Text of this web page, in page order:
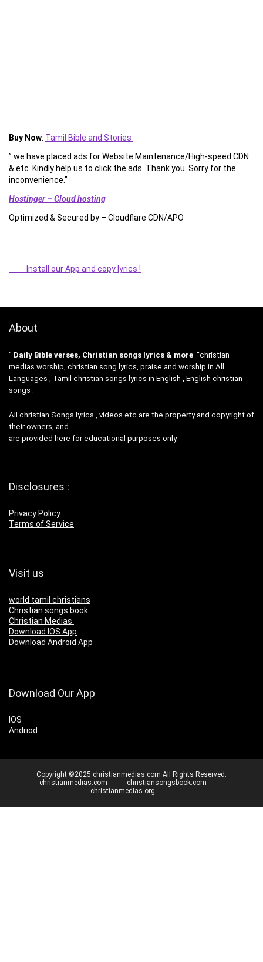
Buy Now: Tamil Bible and Stories
” we have placed ads for Website Maintenance/High-speed CDN
& etc. Kindly help us to click the ads. Thank you. Sorry for the
inconvenience.”
Hostinger – Cloud hosting
Optimized & Secured by – Cloudflare CDN/APO
Install our App and copy lyrics !
About
” Daily Bible verses, Christian songs lyrics & more “christian
medias worship, christian song lyrics, praise and worship in All
Languages , Tamil christian songs lyrics in English , English christian
songs .
All christian Songs lyrics , videos etc are the property and copyright of
their owners, and
are provided here for educational purposes only.
Disclosures :
Privacy Policy
Terms of Service
Visit us
world tamil christians
Christian songs book
Christian Medias
Download IOS App
Download Android App
Download Our App
IOS
Andriod
Copyright ©2025 christianmedias.com All Rights Reserved.
christianmedias.com
christiansongsbook.com
christianmedias.org